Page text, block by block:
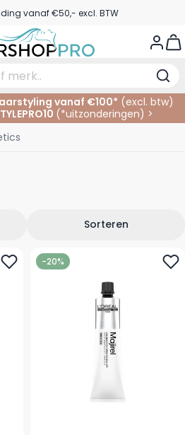
vanaf €50,- excl. BTW
& Contact
vanaf €100* (excl. btw)
(*uitzonderingen) >
Sorteren
-20%